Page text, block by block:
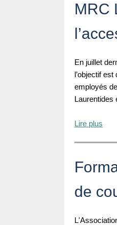
MRC
En juillet
l’objectif
employés
Laurentides
Lire plus
de